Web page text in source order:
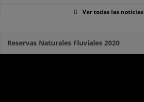
Ver todas las noticias
Reservas Naturales Fluviales 2020